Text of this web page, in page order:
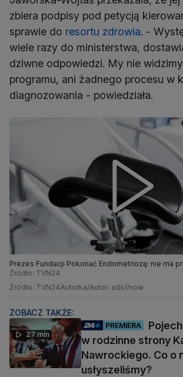
zbiera podpisy pod petycją
sprawie do resortu zdrowia. -
wiele razy do ministerstwa,
dziwne odpowiedzi. My nie
programu, ani żadnego procesu w
diagnozowania - powiedziała.
Prezes Fundacji Pokonać Endometriozę: nie ma
leczenia endometriozy w Polsce, nie ma wyceny
Źródło: TVN24
Źródło: TVN24Autorka/Autor: ads//now
ZOBACZ TAKŻE:
27 min
PREMIERA
w rodzinne strony
Nawrockiego. Co o
usłyszeliśmy?